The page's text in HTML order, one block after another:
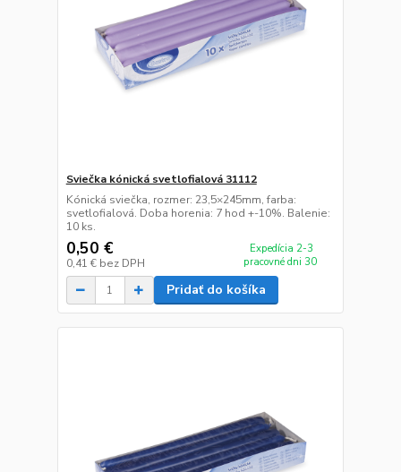
Sviečka kónická svetlofialová 31112
Kónická sviečka, rozmer: 23,5×245mm, farba:
svetlofialová. Doba horenia: 7 hod +-10%. Balenie:
10 ks.
0,50 €
0,41 € bez DPH
Expedícia 2-3
pracovné dni 30
Pridať do košíka